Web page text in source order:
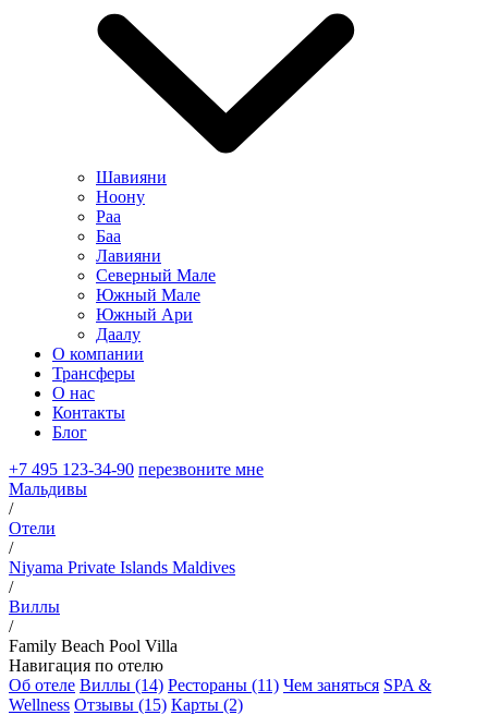
Шавияни
Ноону
Раа
Баа
Лавияни
Северный Мале
Южный Мале
Южный Ари
Даалу
О компании
Трансферы
О нас
Контакты
Блог
+7 495 123-34-90 перезвоните мне
Мальдивы
/
Отели
/
Niyama Private Islands Maldives
/
Виллы
/
Family Beach Pool Villa
Навигация по отелю
Об отеле Виллы (14) Рестораны (11) Чем заняться SPA &
Wellness Отзывы (15) Карты (2)